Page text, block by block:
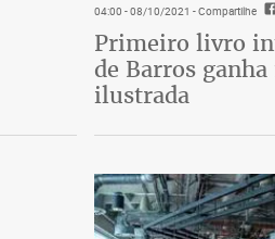
04:00 - 08/10/2021 - Compartilhe
Primeiro livro
de Barros ganha
ilustrada